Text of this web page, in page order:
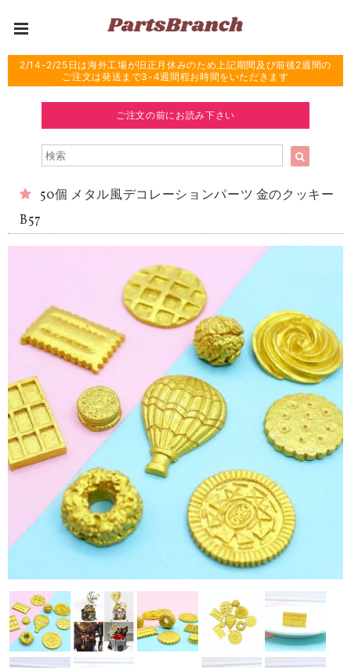
2/14-2/25日は海外工場が旧正月休みのため上記期間及び前後2週間の
ご注文は発送まで3-4週間程お時間をいただきます
ご注文の前にお読み下さい
50個 メタル風デコレーションパーツ 金のクッキー
B57